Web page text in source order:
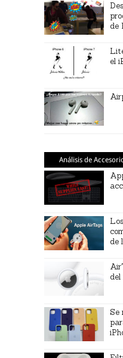
de
el
Análisis de
de
Se